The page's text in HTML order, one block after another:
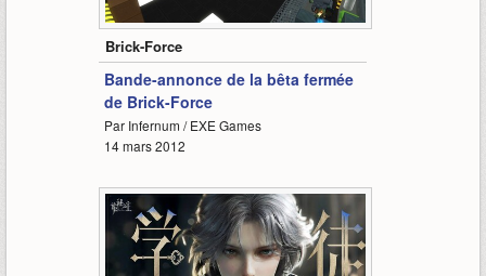
1:39
Brick-Force
Bande-annonce de la bêta fermée
de Brick-Force
Par Infernum / EXE Games
14 mars 2012